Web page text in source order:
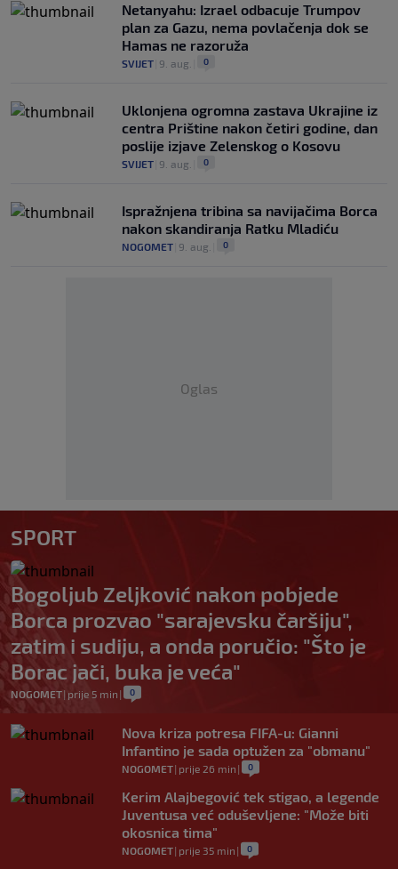
Netanyahu: Izrael odbacuje Trumpov
plan za Gazu, nema povlačenja dok se
Hamas ne razoruža
SVIJET 9. aug. 0
Uklonjena ogromna zastava Ukrajine iz
centra Prištine nakon četiri godine, dan
poslije izjave Zelenskog o Kosovu
SVIJET 9. aug. 0
Ispražnjena tribina sa navijačima Borca
nakon skandiranja Ratku Mladiću
NOGOMET 9. aug. 0
Oglas
SPORT
Bogoljub Zeljković nakon pobjede
Borca prozvao "sarajevsku čaršiju",
zatim i sudiju, a onda poručio: "Što je
Borac jači, buka je veća"
NOGOMET| prije 5 min | 0
Nova kriza potresa FIFA-u: Gianni
Infantino je sada optužen za "obmanu"
NOGOMET| prije 26 min | 0
Kerim Alajbegović tek stigao, a legende
Juventusa već oduševljene: "Može biti
okosnica tima"
NOGOMET| prije 35 min | 0